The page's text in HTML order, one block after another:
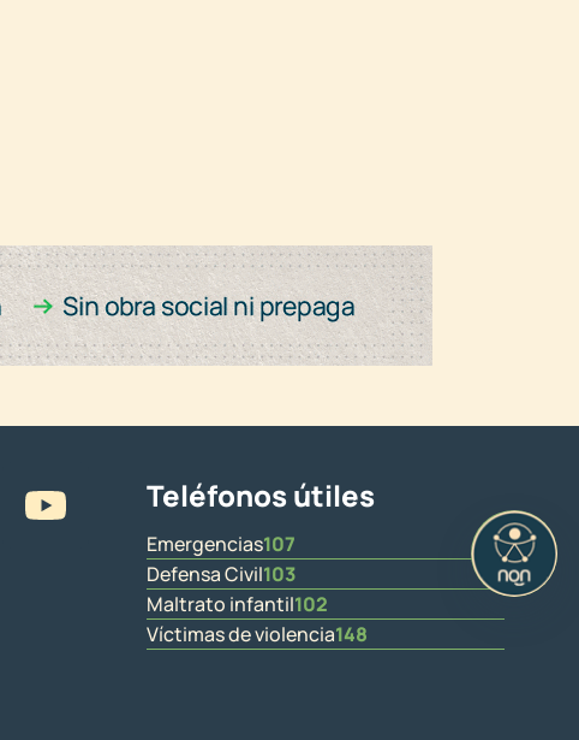
Teléfonos útiles
Emergencias107
Defensa Civil103
Maltrato infantil102
Víctimas de violencia148